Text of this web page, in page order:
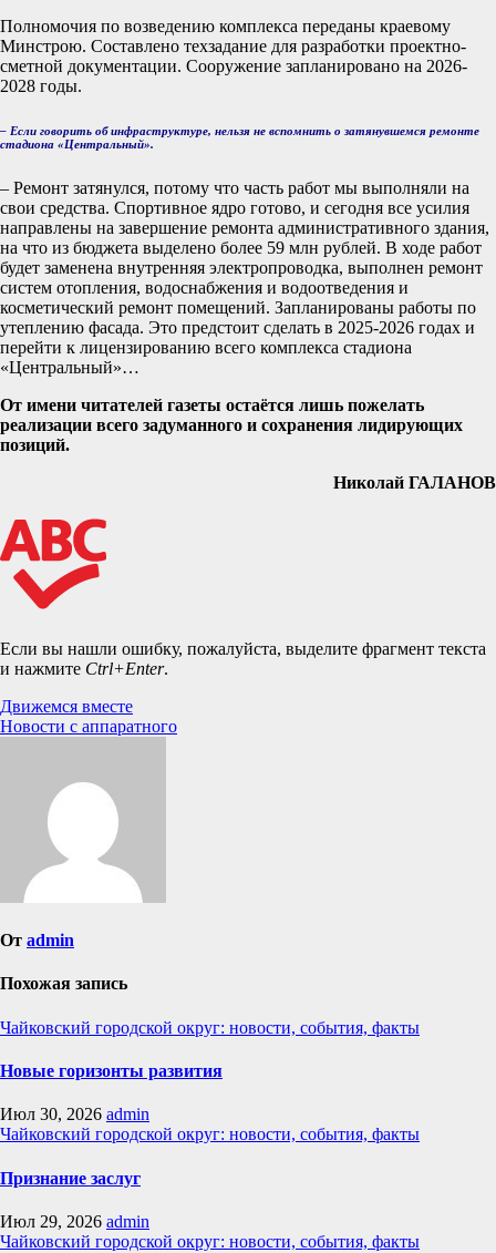
Полномочия по возведению комплекса переданы краевому
Минстрою. Составлено техзадание для разработки проектно-
сметной документации. Сооружение запланировано на 2026-
2028 годы.
– Если говорить об инфраструктуре, нельзя не вспомнить о затянувшемся ремонте
стадиона «Центральный».
– Ремонт затянулся, потому что часть работ мы выполняли на
свои средства. Спортивное ядро готово, и сегодня все усилия
направлены на завершение ремонта административного здания,
на что из бюджета выделено более 59 млн рублей. В ходе работ
будет заменена внутренняя электропроводка, выполнен ремонт
систем отопления, водоснабжения и водоотведения и
косметический ремонт помещений. Запланированы работы по
утеплению фасада. Это предстоит сделать в 2025-2026 годах и
перейти к лицензированию всего комплекса стадиона
«Центральный»…
От имени читателей газеты остаётся лишь пожелать
реализации всего задуманного и сохранения лидирующих
позиций.
Николай ГАЛАНОВ
Если вы нашли ошибку, пожалуйста, выделите фрагмент текста
и нажмите Ctrl+Enter.
Навигация
по
Движемся вместе
Новости с аппаратного
От admin
Похожая запись
Чайковский городской округ: новости, события, факты
Новые горизонты развития
Июл 30, 2026 admin
Чайковский городской округ: новости, события, факты
Признание заслуг
Июл 29, 2026 admin
Чайковский городской округ: новости, события, факты